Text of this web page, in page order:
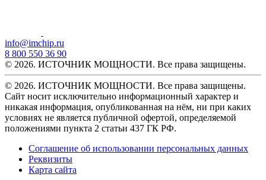
info@imchip.ru
8 800 550 36 90
© 2026. ИСТОЧНИК МОЩНОСТИ. Все права защищены.
© 2026. ИСТОЧНИК МОЩНОСТИ. Все права защищены.
Сайт носит исключительно информационный характер и
никакая информация, опубликованная на нём, ни при каких
условиях не является публичной офертой, определяемой
положениями пункта 2 статьи 437 ГК РФ.
Соглашение об использовании персональных данных
Реквизиты
Карта сайта